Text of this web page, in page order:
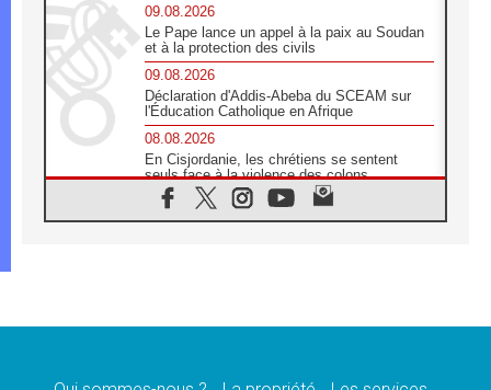
09.08.2026
Le Pape lance un appel à la paix au Soudan
et à la protection des civils
09.08.2026
Déclaration d'Addis-Abeba du SCEAM sur
l'Éducation Catholique en Afrique
08.08.2026
En Cisjordanie, les chrétiens se sentent
seuls face à la violence des colons
08.08.2026
Léon XIV au sanctuaire de Notre Dame du
08.08.2026